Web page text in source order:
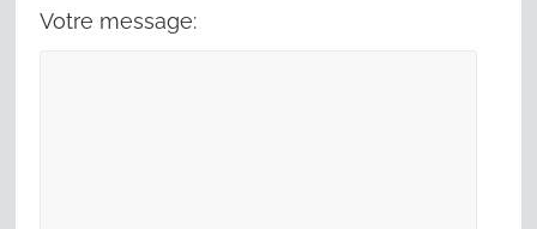
Votre message: